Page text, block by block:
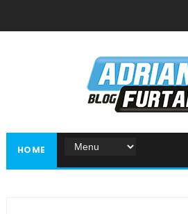
HOME